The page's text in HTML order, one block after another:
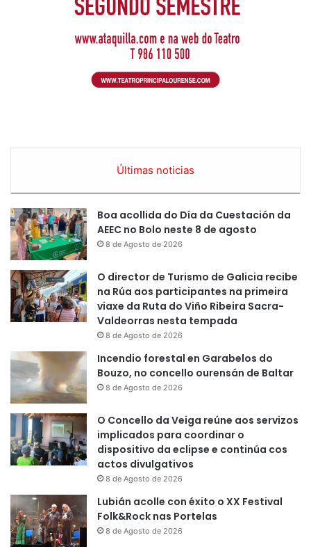
Últimas noticias
Boa acollida do Día da Cuestación da
AEEC no Bolo neste 8 de agosto
8 de Agosto de 2026
O director de Turismo de Galicia recibe
na Rúa aos participantes na primeira
viaxe da Ruta do Viño Ribeira Sacra-
Valdeorras nesta tempada
8 de Agosto de 2026
Incendio forestal en Garabelos do
Bouzo, no concello ourensán de Baltar
8 de Agosto de 2026
O Concello da Veiga reúne aos servizos
implicados para coordinar o
dispositivo da eclipse e continúa cos
actos divulgativos
8 de Agosto de 2026
Lubián acolle con éxito o XX Festival
Folk&Rock nas Portelas
8 de Agosto de 2026